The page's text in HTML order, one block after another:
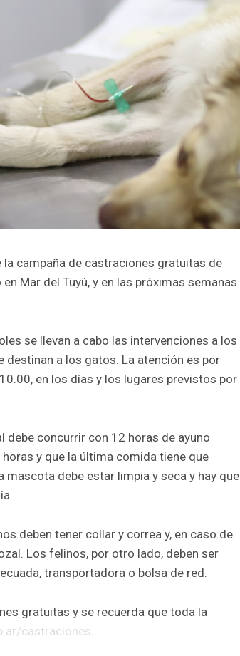
campaña de castraciones gratuitas de
Mar del Tuyú, y en las próximas semanas
se llevan a cabo las intervenciones a los
destinan a los gatos. La atención es por
en los días y los lugares previstos por
debe concurrir con 12 horas de ayuno
y que la última comida tiene que
debe estar limpia y seca y hay que
deben tener collar y correa y, en caso de
Los felinos, por otro lado, deben ser
transportadora o bolsa de red.
gratuitas y se recuerda que toda la
castraciones.